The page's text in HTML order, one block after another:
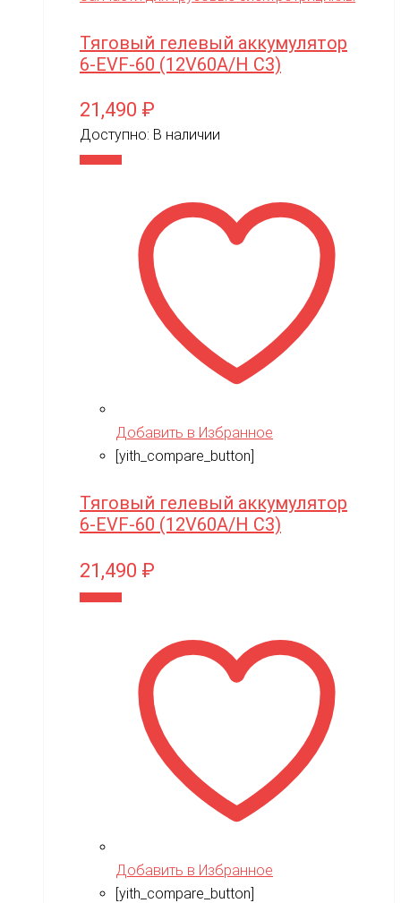
Тяговый гелевый аккумулятор
6-EVF-60 (12V60A/H C3)
21,490 ₽
Доступно: В наличии
Добавить в Избранное
[yith_compare_button]
Тяговый гелевый аккумулятор
6-EVF-60 (12V60A/H C3)
21,490 ₽
Добавить в Избранное
[yith_compare_button]